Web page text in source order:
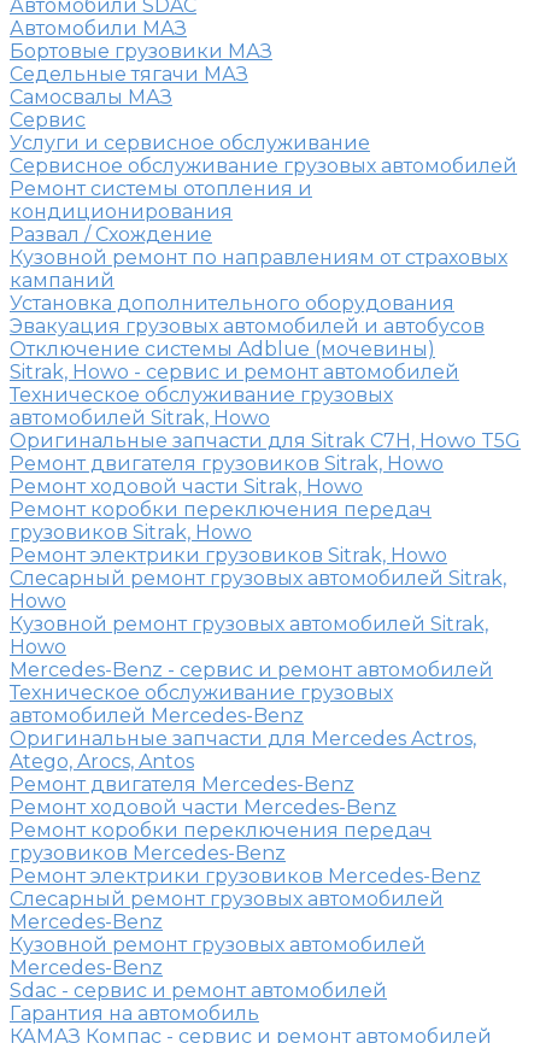
Автомобили SDAC
Автомобили МАЗ
Бортовые грузовики МАЗ
Седельные тягачи МАЗ
Самосвалы МАЗ
Сервис
Услуги и сервисное обслуживание
Сервисное обслуживание грузовых автомобилей
Ремонт системы отопления и
кондиционирования
Развал / Схождение
Кузовной ремонт по направлениям от страховых
кампаний
Установка дополнительного оборудования
Эвакуация грузовых автомобилей и автобусов
Отключение системы Adblue (мочевины)
Sitrak, Howo - сервис и ремонт автомобилей
Техническое обслуживание грузовых
автомобилей Sitrak, Howo
Оригинальные запчасти для Sitrak C7H, Howo T5G
Ремонт двигателя грузовиков Sitrak, Howo
Ремонт ходовой части Sitrak, Howo
Ремонт коробки переключения передач
грузовиков Sitrak, Howo
Ремонт электрики грузовиков Sitrak, Howo
Слесарный ремонт грузовых автомобилей Sitrak,
Howo
Кузовной ремонт грузовых автомобилей Sitrak,
Howo
Mercedes-Benz - сервис и ремонт автомобилей
Техническое обслуживание грузовых
автомобилей Mercedes-Benz
Оригинальные запчасти для Mercedes Actros,
Atego, Arocs, Antos
Ремонт двигателя Mercedes-Benz
Ремонт ходовой части Mercedes-Benz
Ремонт коробки переключения передач
грузовиков Mercedes-Benz
Ремонт электрики грузовиков Mercedes-Benz
Слесарный ремонт грузовых автомобилей
Mercedes-Benz
Кузовной ремонт грузовых автомобилей
Mercedes-Benz
Sdac - сервис и ремонт автомобилей
Гарантия на автомобиль
КАМАЗ Компас - сервис и ремонт автомобилей